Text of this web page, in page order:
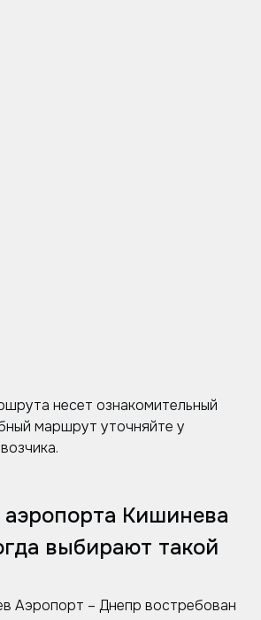
несет ознакомительный
маршрут уточняйте у
аэропорта Кишинева
выбирают такой
Аэропорт – Днепр востребован